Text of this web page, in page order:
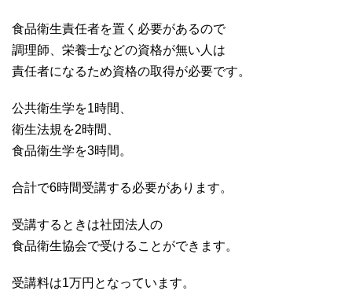
食品衛生責任者を置く必要があるので
調理師、栄養士などの資格が無い人は
責任者になるため資格の取得が必要です。
公共衛生学を1時間、
衛生法規を2時間、
食品衛生学を3時間。
合計で6時間受講する必要があります。
受講するときは社団法人の
食品衛生協会で受けることができます。
受講料は1万円となっています。